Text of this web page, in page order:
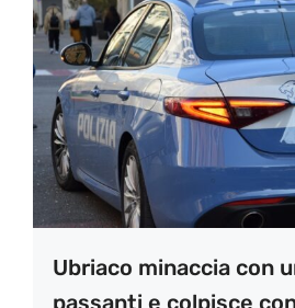
Ubriaco minaccia con
passanti e colpisce